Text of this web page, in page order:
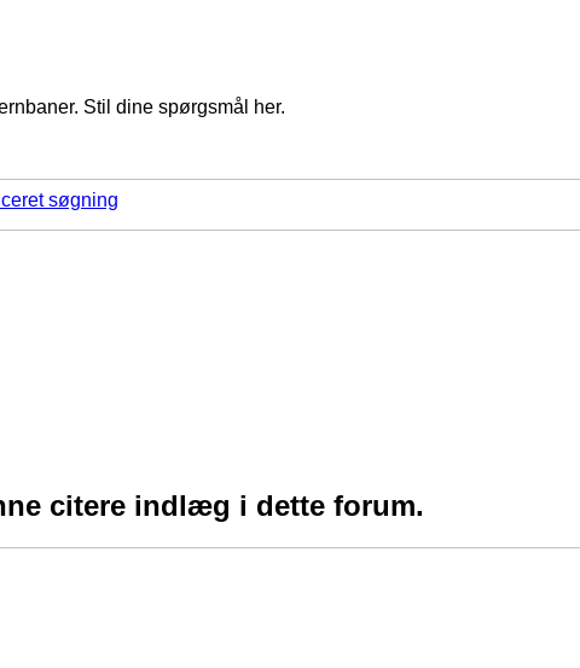
Stil dine spørgsmål her.
søgning
citere indlæg i dette forum.